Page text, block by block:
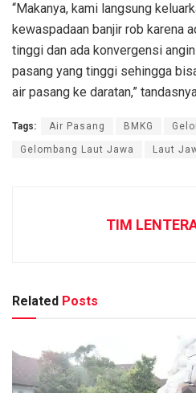
“Makanya, kami langsung
kewaspadaan banjir rob karena
tinggi dan ada konvergensi
pasang yang tinggi sehingga
air pasang ke daratan,”
Tags: Air Pasang BMKG
Gelombang Laut Jawa Laut
TIM
Related Posts